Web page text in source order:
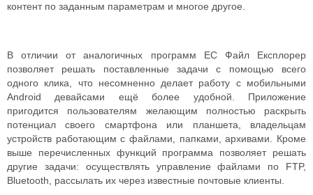
контент по заданным параметрам и многое другое.
В отличии от аналогичных программ ЕС Файл Експлорер
позволяет решать поставленные задачи с помощью всего
одного клика, что несомненно делает работу с мобильными
Android девайсами ещё более удобной. Приложение
пригодится пользователям желающим полностью раскрыть
потенциал своего смартфона или планшета, владельцам
устройств работающим с файлами, папками, архивами. Кроме
выше перечисленных функций программа позволяет решать
другие задачи: осуществлять управление файлами по FTP,
Bluetooth, рассылать их через известные почтовые клиенты.